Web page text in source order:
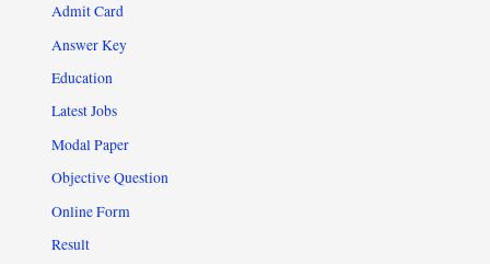
Admit Card
Answer Key
Education
Latest Jobs
Modal Paper
Objective Question
Online Form
Result